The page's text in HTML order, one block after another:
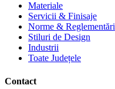
Materiale
Servicii & Finisaje
Norme & Reglementări
Stiluri de Design
Industrii
Toate Județele
Contact